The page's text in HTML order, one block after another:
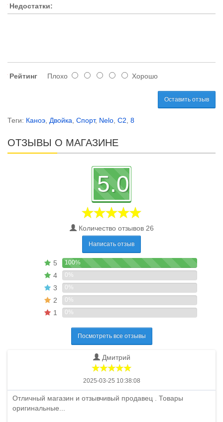
Недостатки:
Рейтинг Плохо Хорошо
Оставить отзыв
Теги: Каноэ, Двойка, Спорт, Nelo, C2, 8
ОТЗЫВЫ О МАГАЗИНЕ
5.0
Количество отзывов 26
Написать отзыв
5 100%
4 0%
3 0%
2 0%
1 0%
Посмотреть все отзывы
Дмитрий
2025-03-25 10:38:08
Отличный магазин и отзывчивый продавец . Товары
оригинальные...